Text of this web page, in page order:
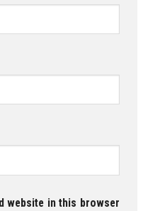
website in this browser